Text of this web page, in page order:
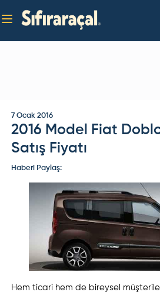
7 Ocak 2016
2016 Model Fiat
Satış Fiyatı
Haberi Paylaş:
Hem ticari hem de bireysel